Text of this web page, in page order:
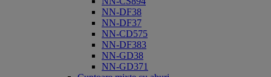
NN-DF38
NN-DF37
NN-CD575
NN-DF383
NN-GD38
NN-GD371